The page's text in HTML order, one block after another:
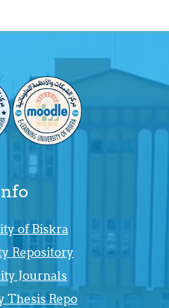
of Biskra
Repository
Journals
Thesis Repo